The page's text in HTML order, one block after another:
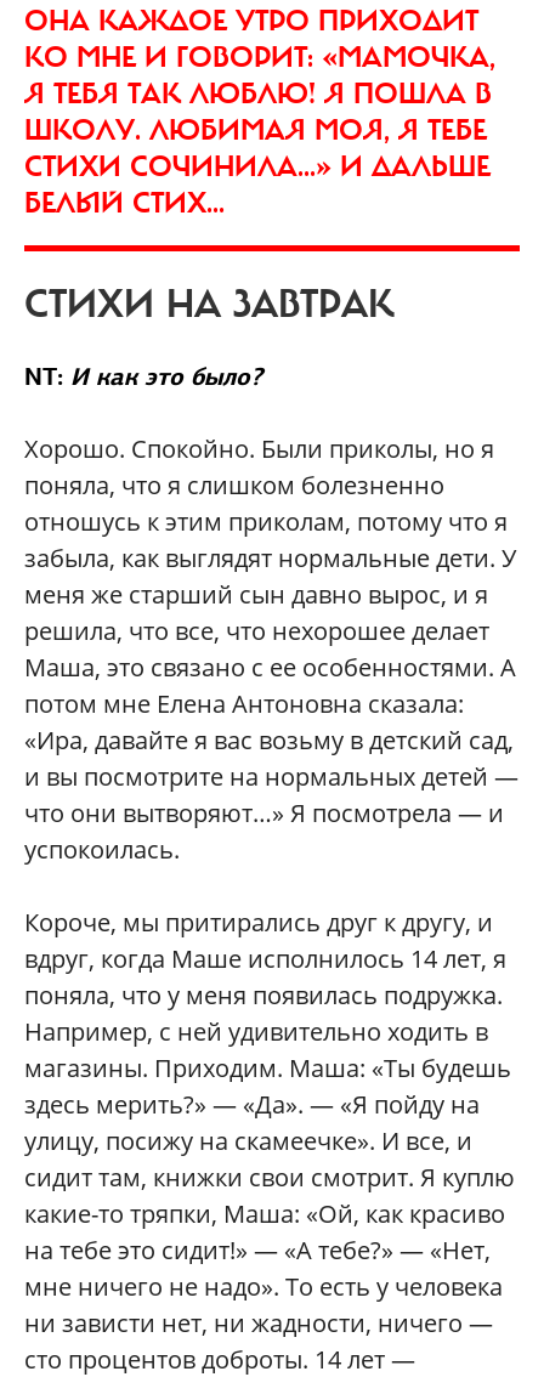
ОНА КАЖДОЕ УТРО ПРИХОДИТ
КО МНЕ И ГОВОРИТ: «МАМОЧКА,
Я ТЕБЯ ТАК ЛЮБЛЮ! Я ПОШЛА В
ШКОЛУ. ЛЮБИМАЯ МОЯ, Я ТЕБЕ
СТИХИ СОЧИНИЛА...» И ДАЛЬШЕ
БЕЛЫЙ СТИХ...
СТИХИ НА ЗАВТРАК
NT: И как это было?
Хорошо. Спокойно. Были приколы, но я
поняла, что я слишком болезненно
отношусь к этим приколам, потому что я
забыла, как выглядят нормальные дети. У
меня же старший сын давно вырос, и я
решила, что все, что нехорошее делает
Маша, это связано с ее особенностями. А
потом мне Елена Антоновна сказала:
«Ира, давайте я вас возьму в детский сад,
и вы посмотрите на нормальных детей —
что они вытворяют…» Я посмотрела — и
успокоилась.
Короче, мы притирались друг к другу, и
вдруг, когда Маше исполнилось 14 лет, я
поняла, что у меня появилась подружка.
Например, с ней удивительно ходить в
магазины. Приходим. Маша: «Ты будешь
здесь мерить?» — «Да». — «Я пойду на
улицу, посижу на скамеечке». И все, и
сидит там, книжки свои смотрит. Я куплю
какие-то тряпки, Маша: «Ой, как красиво
на тебе это сидит!» — «А тебе?» — «Нет,
мне ничего не надо». То есть у человека
ни зависти нет, ни жадности, ничего —
сто процентов доброты. 14 лет —